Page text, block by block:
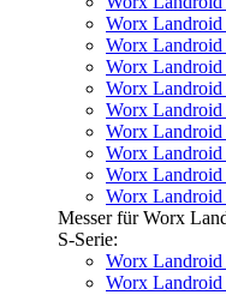
Worx
Worx
Worx
Worx
Worx
Worx
Worx
Worx
Worx
Messer für Worx
S-Serie:
Worx Landroid
Worx